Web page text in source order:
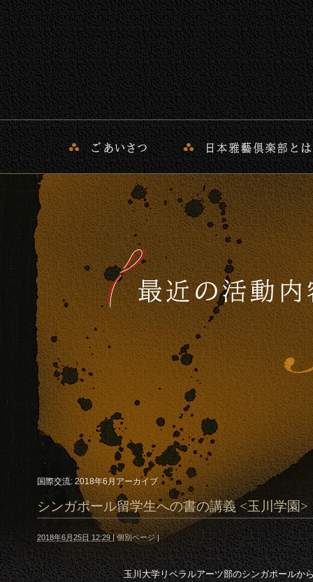
国際交流: 2018年6月アーカイブ
シンガポール留学生への書の講義 <玉川学園>
2018年6月25日 12:29| 個別ページ |
玉川大学リベラルアーツ部のシンガポールか